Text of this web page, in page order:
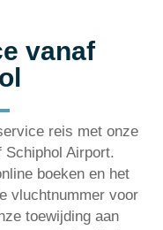
vanaf
reis met onze
Airport.
boeken en het
vluchtnummer voor
toewijding aan